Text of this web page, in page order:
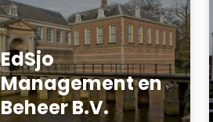
EdSjo
Management en
Beheer B.V.